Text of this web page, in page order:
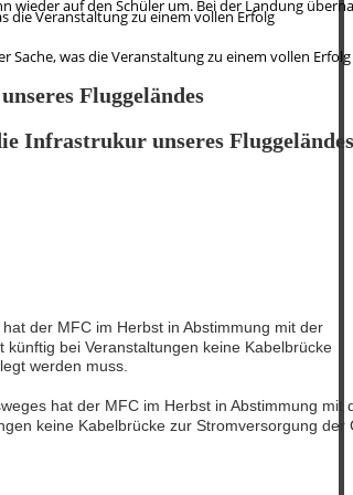
Infrastrukur unseres Fluggeländes
hat der MFC im Herbst in Abstimmung mit
keine Kabelbrücke zur Stromversorgung
wieder auf den Schüler um. Bei der Landung
Sache, was die Veranstaltung zu einem vollen
Fluggeländes
der MFC im Herbst in Abstimmung mit der
bei Veranstaltungen keine Kabelbrücke
werden muss.
die Veranstaltung zu einem vollen Erfolg